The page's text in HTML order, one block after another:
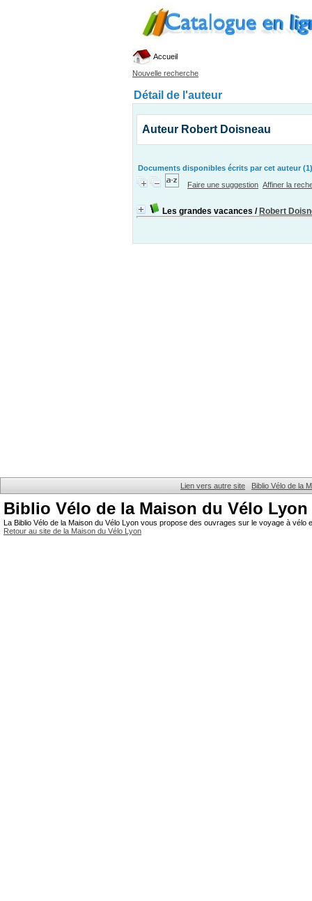
Accueil
Nouvelle recherche
Détail de l'auteur
Auteur Robert Doisneau
Documents disponibles écrits par cet auteur (1)
Faire une suggestion Affiner la
Les grandes vacances / Robert
Lien vers autre site Biblio Vélo de la
Biblio Vélo de la Maison du Vélo Lyon
La Biblio Vélo de la Maison du Vélo Lyon vous propose des ouvrages sur le voyage à
Retour au site de la Maison du Vélo Lyon